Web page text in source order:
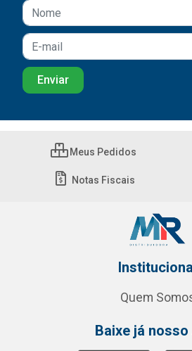
Meus Pedidos
Notas Fiscais
Quem
Baixe já nosso